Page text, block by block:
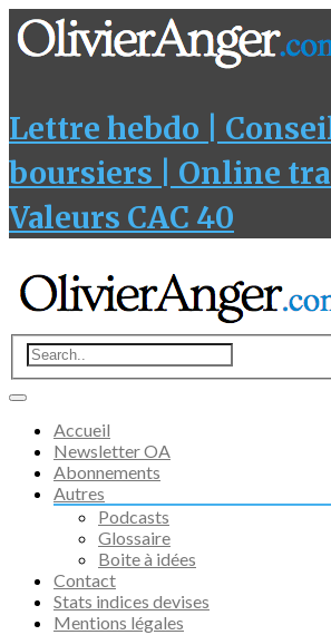
Lettre hebdo |
boursiers | Online
Valeurs CAC 40
Accueil
Newsletter OA
Abonnements
Autres
Podcasts
Glossaire
Boite à idées
Contact
Stats indices devises
Mentions légales